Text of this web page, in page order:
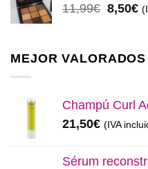
32,99€.
11,99€ El
era:
8,50€
es:
MEJOR VALORADOS
Champú Curl
21,50€ (IVA
Sérum